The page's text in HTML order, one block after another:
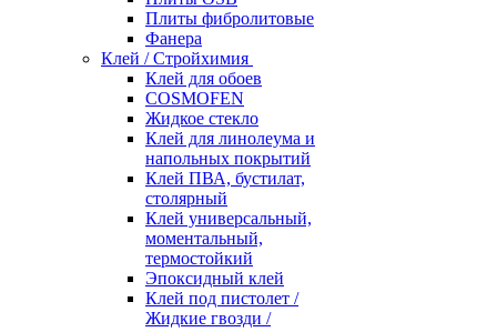
Плиты фибролитовые
Фанера
Клей / Стройхимия
Клей для обоев
COSMOFEN
Жидкое стекло
Клей для линолеума и
напольных покрытий
Клей ПВА, бустилат,
столярный
Клей универсальный,
моментальный,
термостойкий
Эпоксидный клей
Клей под пистолет /
Жидкие гвозди /